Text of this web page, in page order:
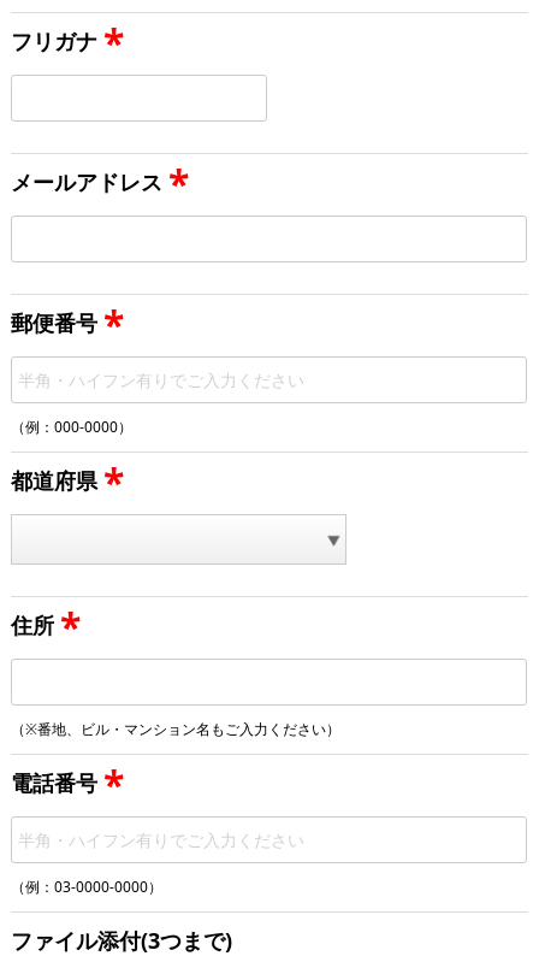
フリガナ *
メールアドレス *
郵便番号 *
（例：000-0000）
都道府県 *
住所 *
（※番地、ビル・マンション名もご入力ください）
電話番号 *
（例：03-0000-0000）
ファイル添付(3つまで)